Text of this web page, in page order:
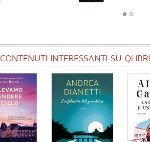
CONTENUTI INTERESSANTI SU QLIBRI